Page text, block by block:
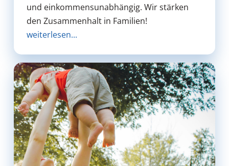
und einkommensunabhängig. Wir stärken
den Zusammenhalt in Familien!
weiterlesen...